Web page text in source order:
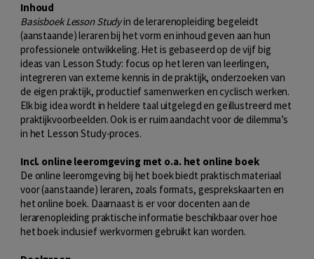
Inhoud
Basisboek Lesson Studyin de lerarenopleiding begeleidt
(aanstaande) leraren bij het vorm en inhoud geven aan hun
professionele ontwikkeling. Het is gebaseerd op de vijf big
ideas van Lesson Study: focus op het leren van leerlingen,
integreren van externe kennis in de praktijk, onderzoeken van
de eigen praktijk, productief samenwerken en cyclisch werken.
Elk big idea wordt in heldere taal uitgelegd en geïllustreerd met
praktijkvoorbeelden. Ook is er ruim aandacht voor de dilemma’s
in het Lesson Study-proces.
Incl. online leeromgeving met o.a. het online boek
De online leeromgeving bij het boek biedt praktisch materiaal
voor (aanstaande) leraren, zoals formats, gesprekskaarten en
het online boek. Daarnaast is er voor docenten aan de
lerarenopleiding praktische informatie beschikbaar over hoe
het boek inclusief werkvormen gebruikt kan worden.